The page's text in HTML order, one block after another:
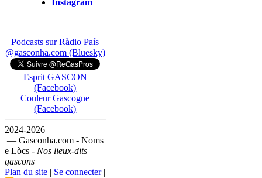
Instagram
Podcasts sur Ràdio País
@gasconha.com (Bluesky)
Esprit GASCON
(Facebook)
Couleur Gascogne
(Facebook)
2024-2026
— Gasconha.com - Noms
e Lòcs - Nos lieux-dits
gascons
Plan du site | Se connecter|